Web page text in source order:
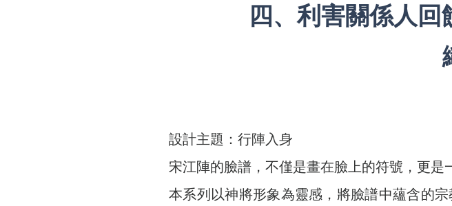
四、利害關係人
設計主題：行陣入身
宋江陣的臉譜，不僅是畫在臉上的符號，更是
本系列以神將形象為靈感，將臉譜中蘊含的